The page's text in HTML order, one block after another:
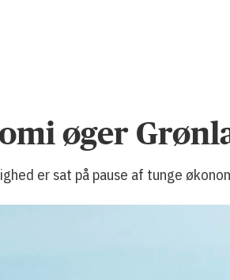
øger
er sat på pause af tunge